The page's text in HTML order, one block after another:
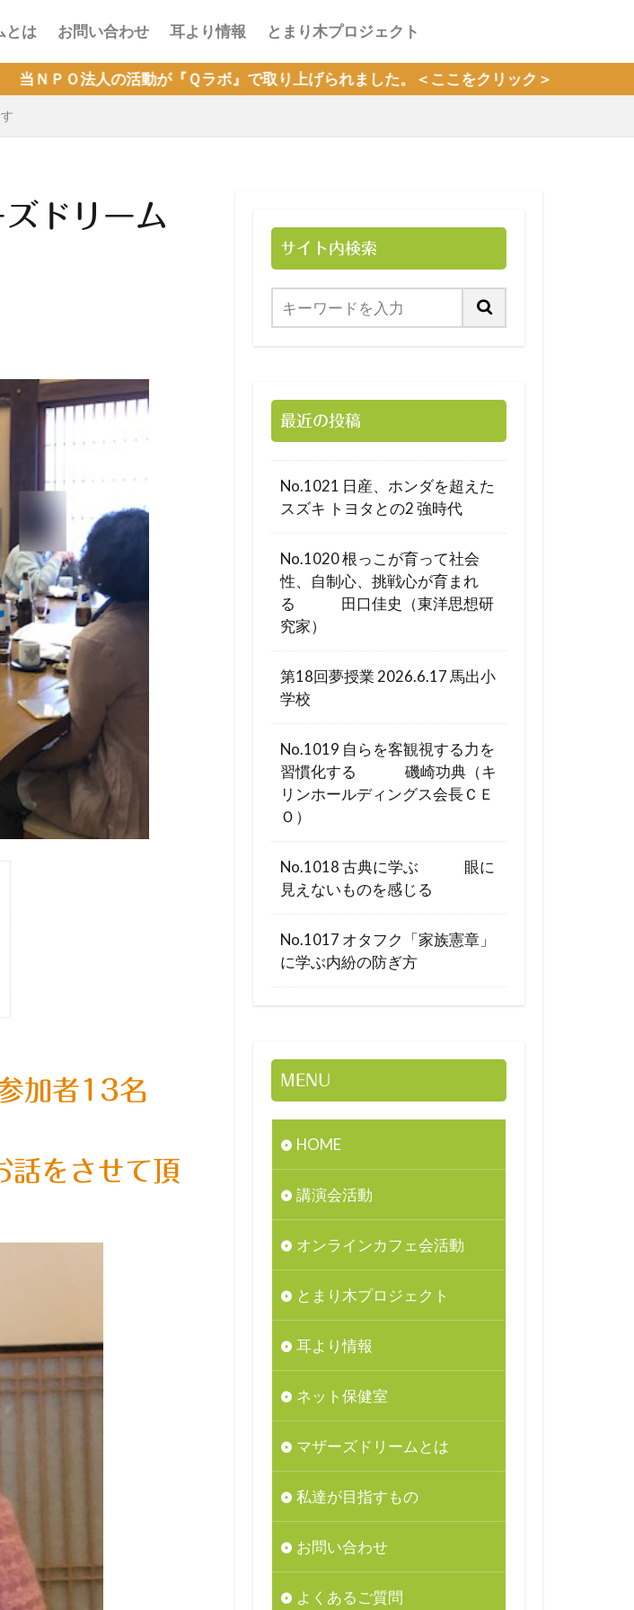
とは お問い合わせ 耳より情報 とまり木プロジェクト
活動が『Ｑラボ』で取り上げられました。＜ここをクリック＞
ドリーム
加者13名
をさせて頂
サイト内検索
最近の投稿
No.1021 日産、ホンダを超えた
スズキ トヨタとの2 強時代
No.1020 根っこが育って社会
性、自制心、挑戦心が育まれ
る 田口佳史（東洋思想研
究家）
第18回夢授業 2026.6.17 馬出小
学校
No.1019 自らを客観視する力を
習慣化する 磯崎功典（キ
リンホールディングス会長ＣＥ
Ｏ）
No.1018 古典に学ぶ 眼に
見えないものを感じる
No.1017 オタフク「家族憲章」
に学ぶ内紛の防ぎ方
MENU
HOME
講演会活動
オンラインカフェ会活動
とまり木プロジェクト
耳より情報
ネット保健室
マザーズドリームとは
私達が目指すもの
お問い合わせ
よくあるご質問